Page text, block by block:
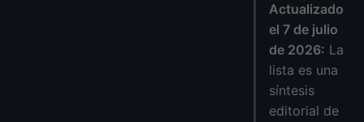
Actualizado
el 7 de julio
de 2026: La
lista es una
síntesis
editorial de